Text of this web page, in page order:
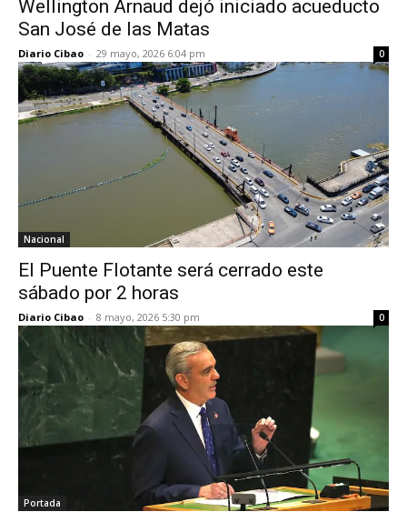
Wellington Arnaud dejó iniciado acueducto
San José de las Matas
Diario Cibao - 29 mayo, 2026 6:04 pm 0
Nacional
El Puente Flotante será cerrado este
sábado por 2 horas
Diario Cibao - 8 mayo, 2026 5:30 pm 0
Portada